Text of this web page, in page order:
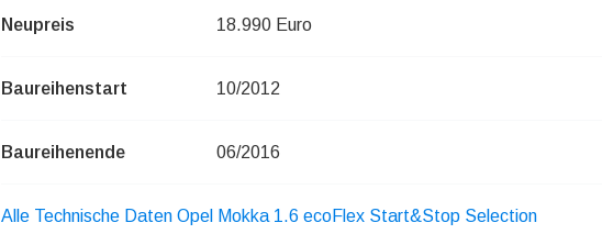
Neupreis 18.990 Euro
Baureihenstart 10/2012
Baureihenende 06/2016
Alle Technische Daten Opel Mokka 1.6 ecoFlex Start&Stop Selection